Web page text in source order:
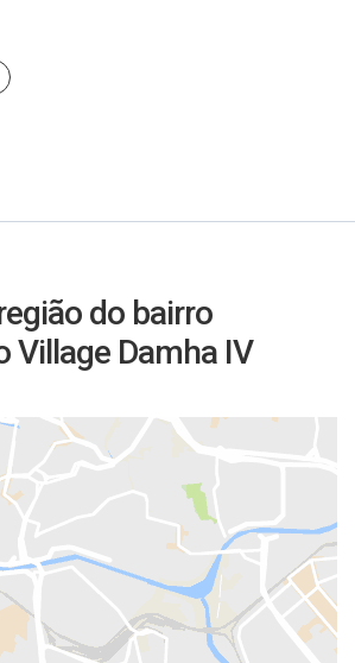
do bairro
Village Damha IV